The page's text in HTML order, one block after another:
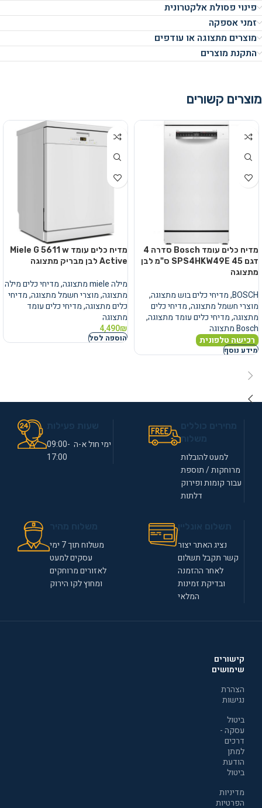
פינוי פסולת אלקטרונית
זמני אספקה
מוצרים מתצוגה או עודפים
התקנת מוצרים
מוצרים קשורים
מדיח כלים עומד Bosch סדרה 4
דגם SPS4HKW49E 45 ס"מ לבן
מתצוגה
BOSCH
,מדיחי כלים בוש מתצוגה,
מוצרי חשמל מתצוגה,מדיחי כלים
מתצוגה,מדיחי כלים עומד מתצוגה,
Bosch מתצוגה
רכישה טלפונית
מידע נוסף
מדיח כלים עומד Miele G 5611 w
Active לבן מבריק מתצוגה
מילה miele מתצוגה ,מדיחי כלים מילה
מתצוגה,מוצרי חשמל מתצוגה,מדיחי
כלים מתצוגה,מדיחי כלים עומד
מתצוגה
4,490₪
הוספה לסל
למעט להובלות
מרוחקות / תוספת
עבור קומות ופירוק
דלתות
ימי חול א-ה 09:00-
17:00
נציג האתר יצור
קשר תקבל תשלום
לאחר ההזמנה
ובדיקת זמינות
המלאי
משלוח תוך 7 ימי
עסקים למעט
לאזורים מרוחקים
ומחוץ לקו הירוק
קישורים
שימושים
הצהרת
נגישות
ביטול
עסקה -
דרכים
למתן
הודעת
ביטול
מדיניות
הפרטיות